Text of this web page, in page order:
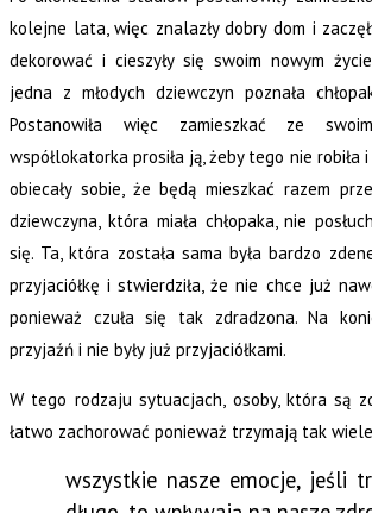
kolejne lata, więc znalazły dobry dom i
dekorować i cieszyły się swoim nowym
jedna z młodych dziewczyn poznała
Postanowiła więc zamieszkać ze
współlokatorka prosiła ją, żeby tego nie robiła
obiecały sobie, że będą mieszkać razem
dziewczyna, która miała chłopaka, nie
się. Ta, która została sama była bardzo
przyjaciółkę i stwierdziła, że nie chce już
ponieważ czuła się tak zdradzona. Na
przyjaźń i nie były już przyjaciółkami.
W tego rodzaju sytuacjach, osoby, która są
łatwo zachorować ponieważ trzymają tak
wszystkie nasze emocje, jeśli